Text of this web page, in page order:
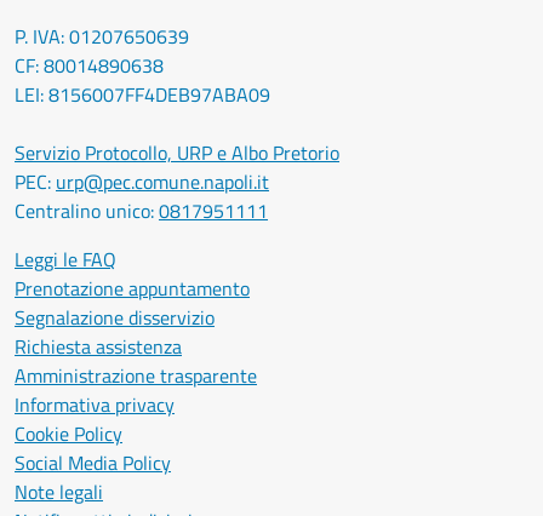
P. IVA: 01207650639
CF: 80014890638
LEI: 8156007FF4DEB97ABA09
Servizio Protocollo, URP e Albo Pretorio
PEC: urp@pec.comune.napoli.it
Centralino unico:0817951111
Leggi le FAQ
Prenotazione appuntamento
Segnalazione disservizio
Richiesta assistenza
Amministrazione trasparente
Informativa privacy
Cookie Policy
Social Media Policy
Note legali